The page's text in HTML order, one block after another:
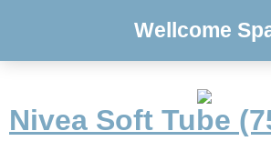
Wellcome
Nivea Soft Tube